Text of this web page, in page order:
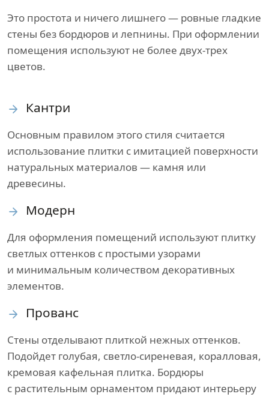
Это простота и ничего лишнего — ровные гладкие
стены без бордюров и лепнины. При оформлении
помещения используют не более двух-трех
цветов.
Кантри
Основным правилом этого стиля считается
использование плитки с имитацией поверхности
натуральных материалов — камня или
древесины.
Модерн
Для оформления помещений используют плитку
светлых оттенков с простыми узорами
и минимальным количеством декоративных
элементов.
Прованс
Стены отделывают плиткой нежных оттенков.
Подойдет голубая, светло-сиреневая, коралловая,
кремовая кафельная плитка. Бордюры
с растительным орнаментом придают интерьеру